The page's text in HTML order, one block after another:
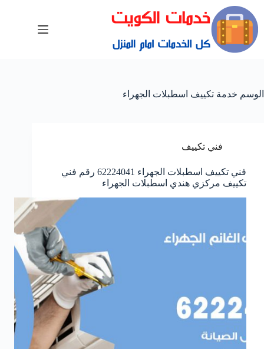
الوسم خدمة تكييف اسطبلات الجهراء
فني تكييف
فني تكييف اسطبلات الجهراء 62224041 رقم فني
تكييف مركزي هندي اسطبلات الجهراء